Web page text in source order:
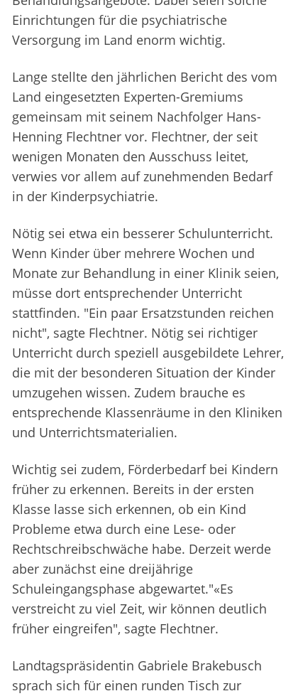
Einrichtungen für die psychiatrische
Versorgung im Land enorm wichtig.
Lange stellte den jährlichen Bericht des vom
Land eingesetzten Experten-Gremiums
gemeinsam mit seinem Nachfolger Hans-
Henning Flechtner vor. Flechtner, der seit
wenigen Monaten den Ausschuss leitet,
verwies vor allem auf zunehmenden Bedarf
in der Kinderpsychiatrie.
Nötig sei etwa ein besserer Schulunterricht.
Wenn Kinder über mehrere Wochen und
Monate zur Behandlung in einer Klinik seien,
müsse dort entsprechender Unterricht
stattfinden. "Ein paar Ersatzstunden reichen
nicht", sagte Flechtner. Nötig sei richtiger
Unterricht durch speziell ausgebildete Lehrer,
die mit der besonderen Situation der Kinder
umzugehen wissen. Zudem brauche es
entsprechende Klassenräume in den Kliniken
und Unterrichtsmaterialien.
Wichtig sei zudem, Förderbedarf bei Kindern
früher zu erkennen. Bereits in der ersten
Klasse lasse sich erkennen, ob ein Kind
Probleme etwa durch eine Lese- oder
Rechtschreibschwäche habe. Derzeit werde
aber zunächst eine dreijährige
Schuleingangsphase abgewartet."«Es
verstreicht zu viel Zeit, wir können deutlich
früher eingreifen", sagte Flechtner.
Landtagspräsidentin Gabriele Brakebusch
sprach sich für einen runden Tisch zur